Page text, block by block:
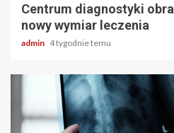
Centrum diagnostyki
nowy wymiar leczenia
admin 4 tygodnie temu